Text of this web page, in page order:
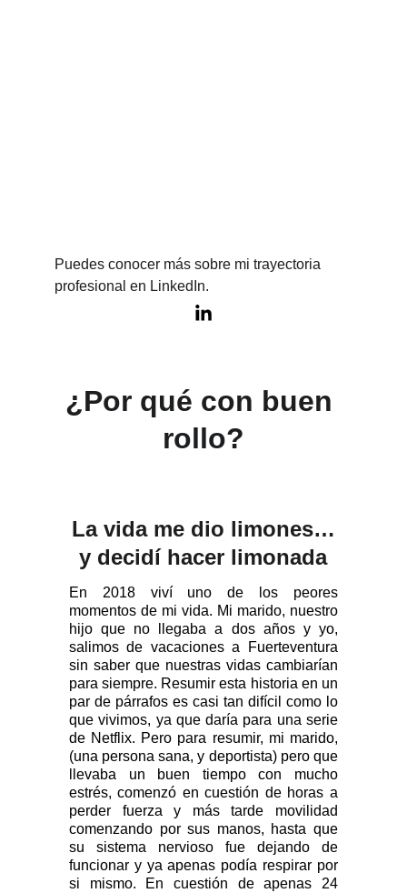
Puedes conocer más sobre mi trayectoria
profesional en LinkedIn.
La vida me dio limones…
y decidí hacer limonada
En 2018 viví uno de los peores
momentos de mi vida. Mi marido, nuestro
hijo que no llegaba a dos años y yo,
salimos de vacaciones a Fuerteventura
sin saber que nuestras vidas cambiarían
para siempre. Resumir esta historia en un
par de párrafos es casi tan difícil como lo
que vivimos, ya que daría para una serie
de Netflix. Pero para resumir, mi marido,
(una persona sana, y deportista) pero que
llevaba un buen tiempo con mucho
estrés, comenzó en cuestión de horas a
perder fuerza y más tarde movilidad
comenzando por sus manos, hasta que
su sistema nervioso fue dejando de
funcionar y ya apenas podía respirar por
si mismo. En cuestión de apenas 24
¿Por qué con buen
rollo?